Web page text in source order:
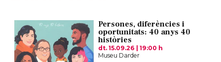
Persones, diferències i
oportunitats: 40 anys 40
històries
dt. 15.09.26 |19:00 h
Museu Darder